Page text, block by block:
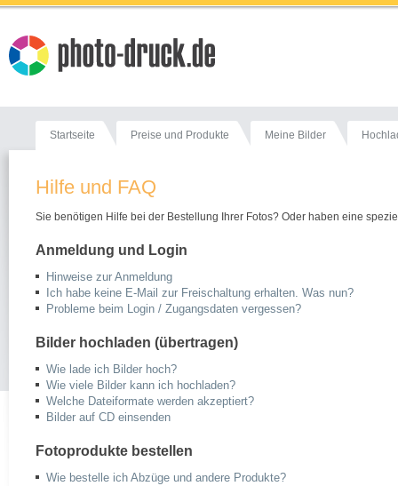
Startseite Preise und Produkte Meine Bilder
Hilfe und FAQ
Sie benötigen Hilfe bei der Bestellung Ihrer Fotos? Oder haben eine
Anmeldung und Login
Hinweise zur Anmeldung
Ich habe keine E-Mail zur Freischaltung erhalten. Was nun?
Probleme beim Login / Zugangsdaten vergessen?
Bilder hochladen (übertragen)
Wie lade ich Bilder hoch?
Wie viele Bilder kann ich hochladen?
Welche Dateiformate werden akzeptiert?
Bilder auf CD einsenden
Fotoprodukte bestellen
Wie bestelle ich Abzüge und andere Produkte?